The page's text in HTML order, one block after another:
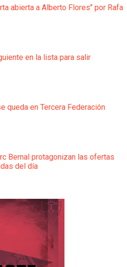
abierta a Alberto Flores" por Rafa
en la lista para salir
queda en Tercera Federación
Bernal protagonizan las ofertas
del día